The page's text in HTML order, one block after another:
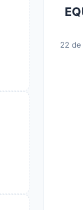
22